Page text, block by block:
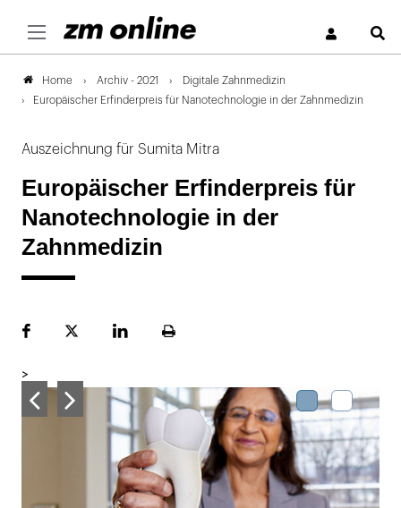
Home Archiv - 2021
Digitale Zahnmedizin
Europäischer Erfinderpreis für Nanotechnologie in der Zahnmedizin
Auszeichnung für Sumita Mitra
Europäischer Erfinderpreis für
Nanotechnologie in der
Zahnmedizin
FacebookPlattformLinekdInSeite
>